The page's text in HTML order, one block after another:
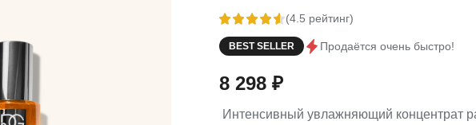
(4.5 рейтинг)
BEST SELLER Продаётся очень быстро!
8 298 ₽
Интенсивный увлажняющий концентрат